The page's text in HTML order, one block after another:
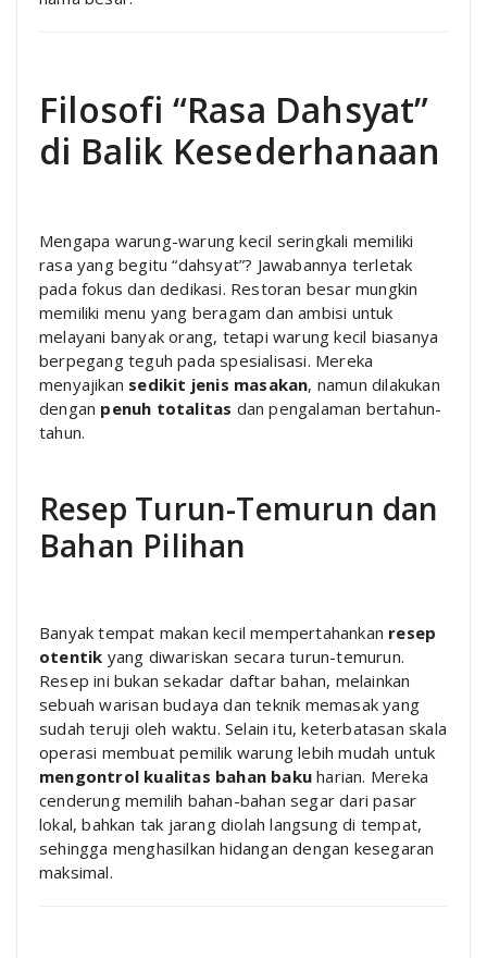
Filosofi “Rasa Dahsyat”
di Balik Kesederhanaan
Mengapa warung-warung kecil seringkali memiliki
rasa yang begitu “dahsyat”? Jawabannya terletak
pada fokus dan dedikasi. Restoran besar mungkin
memiliki menu yang beragam dan ambisi untuk
melayani banyak orang, tetapi warung kecil biasanya
berpegang teguh pada spesialisasi. Mereka
menyajikan sedikit jenis masakan, namun dilakukan
dengan penuh totalitas dan pengalaman bertahun-
tahun.
Resep Turun-Temurun dan
Bahan Pilihan
Banyak tempat makan kecil mempertahankan resep
otentik yang diwariskan secara turun-temurun.
Resep ini bukan sekadar daftar bahan, melainkan
sebuah warisan budaya dan teknik memasak yang
sudah teruji oleh waktu. Selain itu, keterbatasan skala
operasi membuat pemilik warung lebih mudah untuk
mengontrol kualitas bahan baku harian. Mereka
cenderung memilih bahan-bahan segar dari pasar
lokal, bahkan tak jarang diolah langsung di tempat,
sehingga menghasilkan hidangan dengan kesegaran
maksimal.